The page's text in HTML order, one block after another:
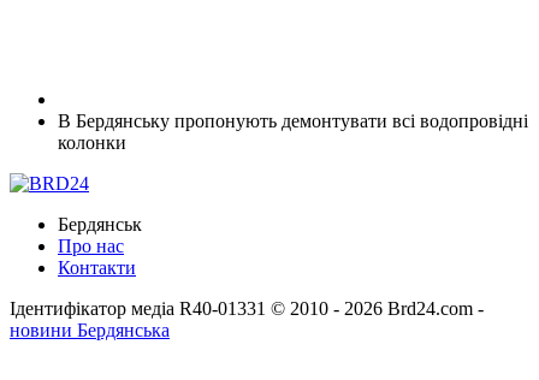
В Бердянську пропонують демонтувати всі водопровідні
колонки
Бердянськ
Про нас
Контакти
Ідентифікатор медіа R40-01331 © 2010 - 2026 Brd24.com -
новини Бердянська